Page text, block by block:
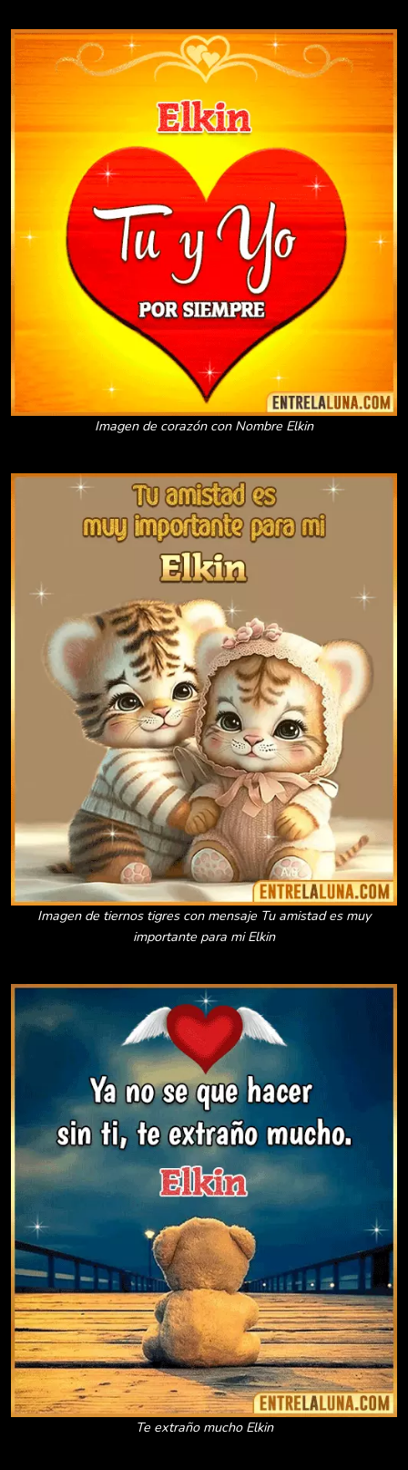
Imagen de corazón con Nombre Elkin
Imagen de tiernos tigres con mensaje Tu amistad es muy
importante para mi Elkin
Te extraño mucho Elkin